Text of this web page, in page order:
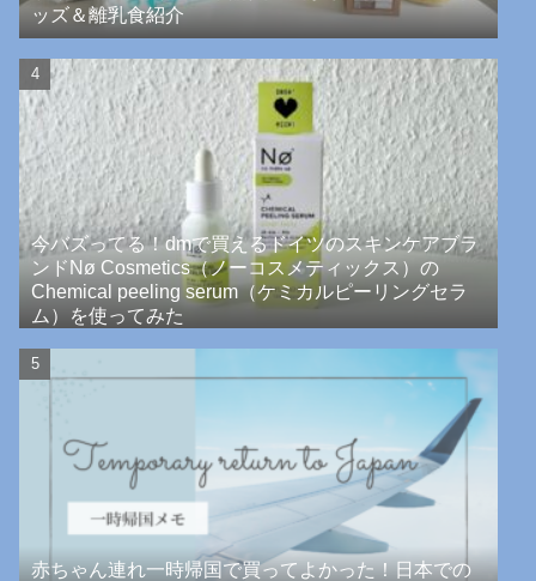
ッズ＆離乳食紹介
今バズってる！dmで買えるドイツのスキンケアブラ
ンドNø Cosmetics（ノーコスメティックス）の
Chemical peeling serum（ケミカルピーリングセラ
ム）を使ってみた
赤ちゃん連れ一時帰国で買ってよかった！日本での